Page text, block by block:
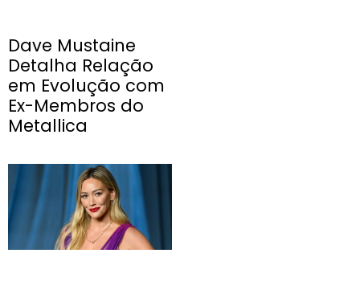
Dave Mustaine
Detalha Relação
em Evolução com
Ex-Membros do
Metallica